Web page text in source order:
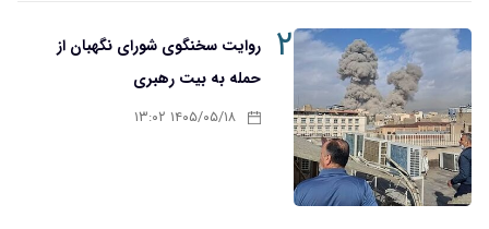
۲
روایت سخنگوی شورای نگهبان از
حمله به بیت رهبری
۱۴۰۵/۰۵/۱۸ ۱۳:۰۲